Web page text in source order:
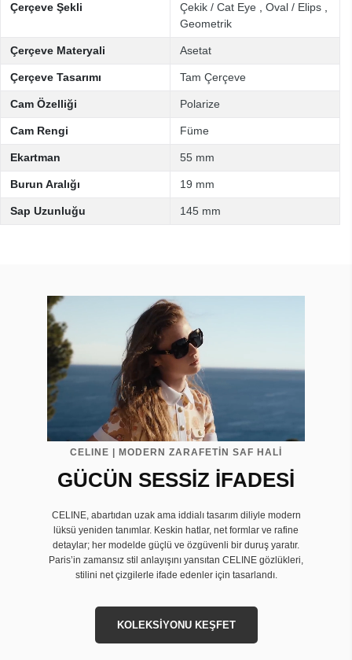
Çerçeve Şekli Çekik / Cat Eye Oval / Elips
Geometrik
Çerçeve Materyali Asetat
Çerçeve Tasarımı Tam Çerçeve
Cam Özelliği Polarize
Cam Rengi Füme
Ekartman 55 mm
Burun Aralığı 19 mm
Sap Uzunluğu 145 mm
CELINE | MODERN ZARAFETİN SAF HALİ
GÜCÜN SESSİZ İFADESİ
CELINE, abartıdan uzak ama iddialı tasarım diliyle modern
lüksü yeniden tanımlar. Keskin hatlar, net formlar ve rafine
detaylar; her modelde güçlü ve özgüvenli bir duruş yaratır.
Paris’in zamansız stil anlayışını yansıtan CELINE gözlükleri,
stilini net çizgilerle ifade edenler için tasarlandı.
KOLEKSİYONU KEŞFET